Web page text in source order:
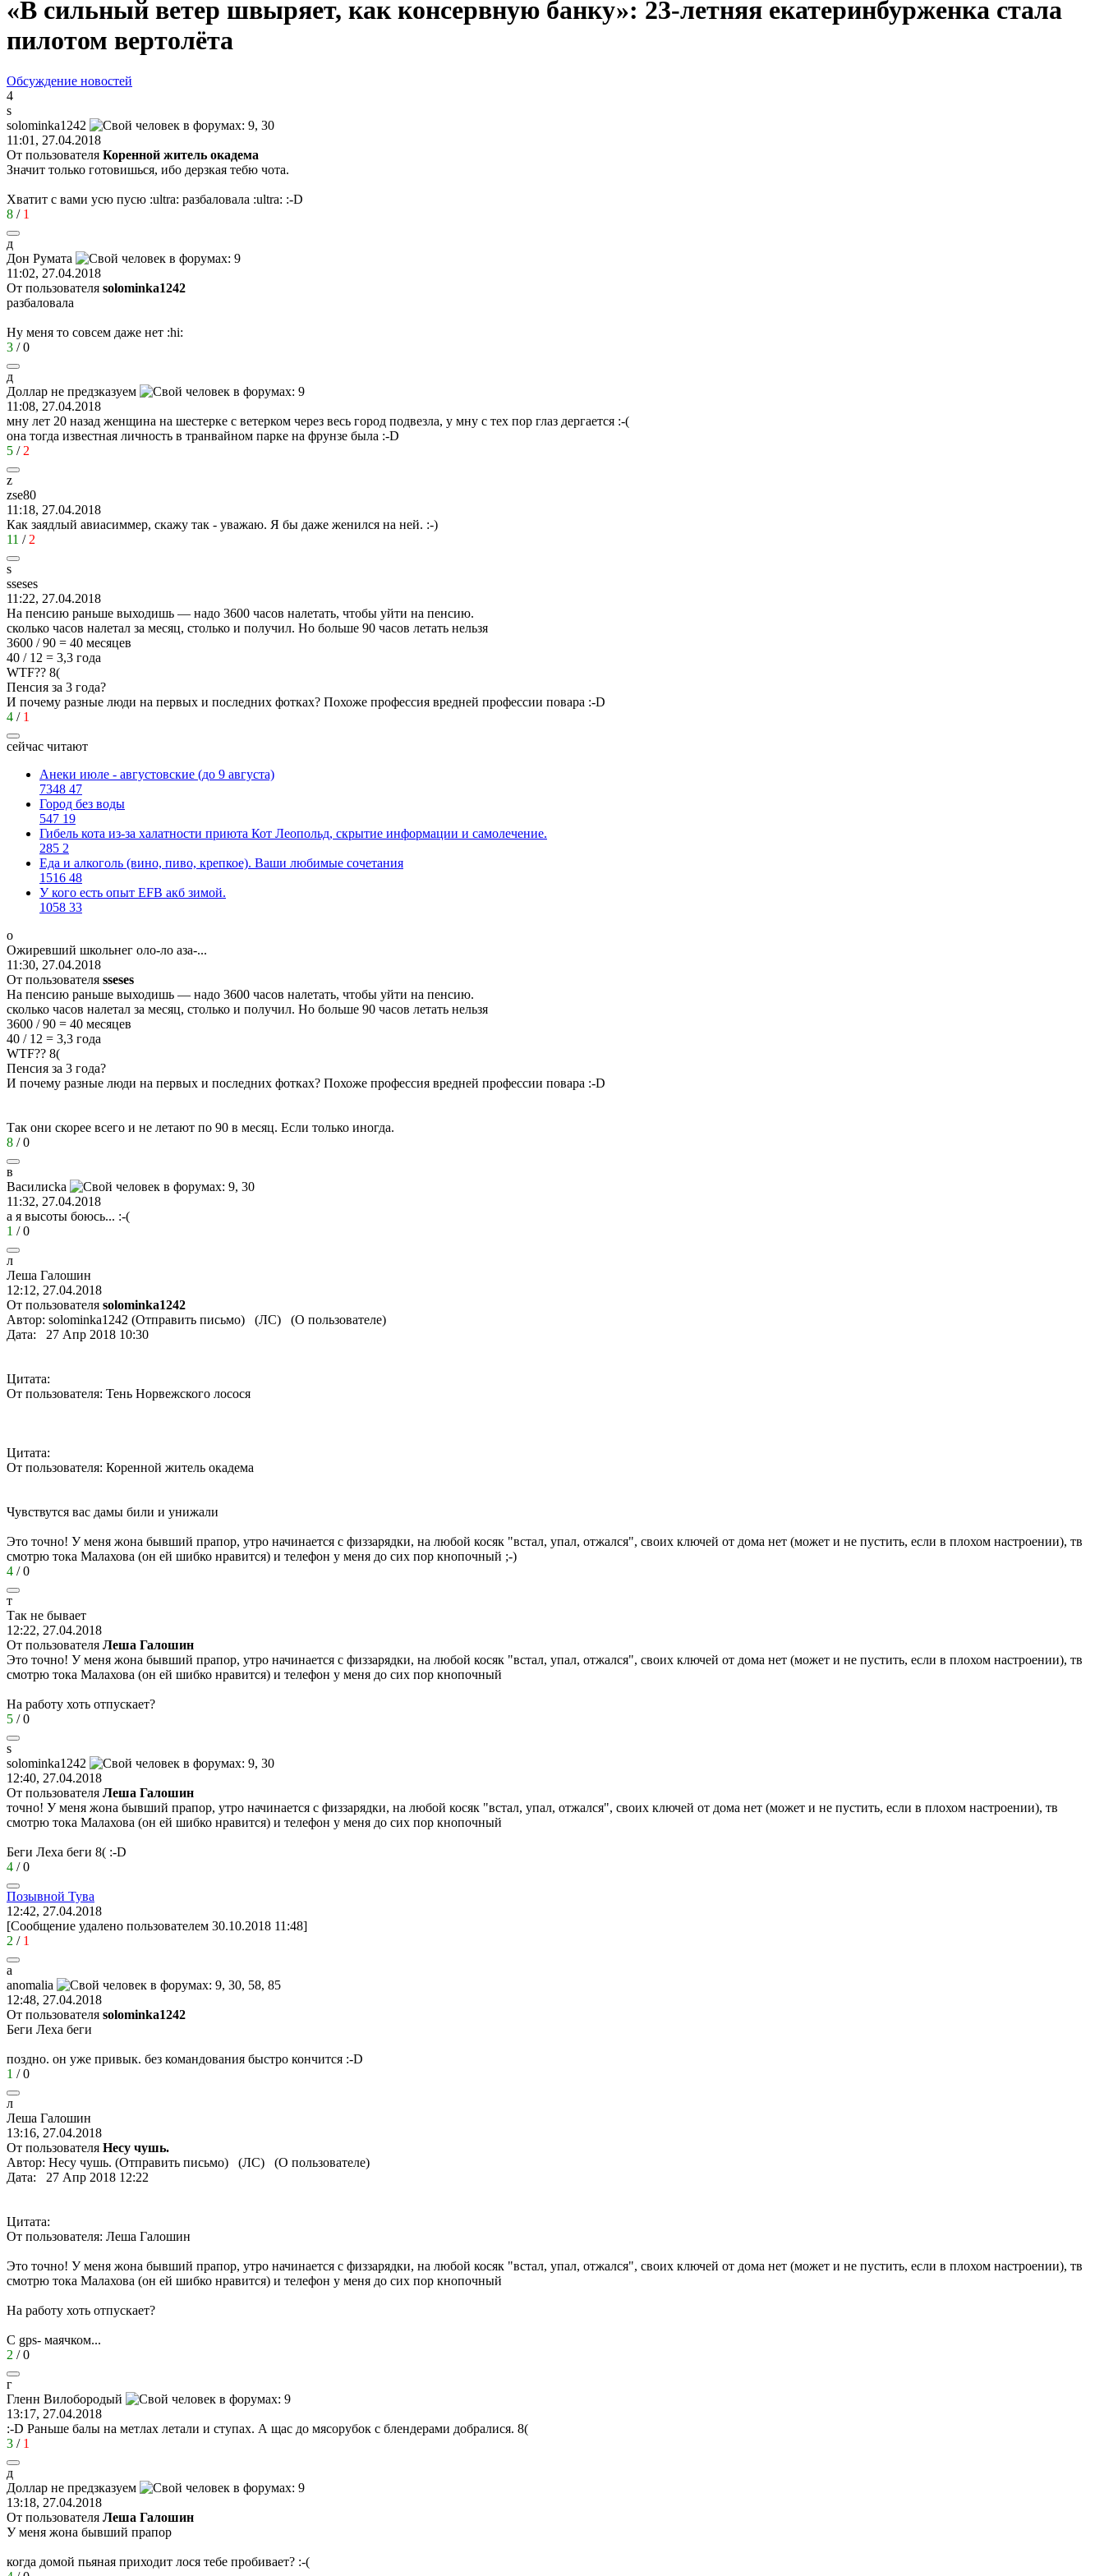
«В сильный ветер швыряет, как консервную банку»: 23-летняя екатеринбурженка стала
пилотом вертолёта
Обсуждение новостей
4
s
solominka1242
11:01, 27.04.2018
От пользователя Коренной житель окадема
Значит только готовишься, ибо дерзкая тебю чота.
Хватит с вами усю пусю :ultra: разбаловала :ultra: :-D
8 / 1
д
Дон Руматa
11:02, 27.04.2018
От пользователя solominka1242
разбаловала
Ну меня то совсем даже нет :hi:
3 /0
д
Доллар не предзказуем
11:08, 27.04.2018
мну лет 20 назад женщина на шестерке с ветерком через весь город подвезла, у мну с тех пор глаз дергается :-(
она тогда известная личность в транвайном парке на фрунзе была :-D
5 / 2
z
zse80
11:18, 27.04.2018
Как заядлый авиасиммер, скажу так - уважаю. Я бы даже женился на ней. :-)
11 / 2
s
sseses
11:22, 27.04.2018
На пенсию раньше выходишь — надо 3600 часов налетать, чтобы уйти на пенсию.
сколько часов налетал за месяц, столько и получил. Но больше 90 часов летать нельзя
3600 / 90 = 40 месяцев
40 / 12 = 3,3 года
WTF?? 8(
Пенсия за 3 года?
И почему разные люди на первых и последних фотках? Похоже профессия вредней профессии повара :-D
4 / 1
сейчас читают
Анеки июле - августовские (до 9 августа)
7348 47
Город без воды
547 19
Гибель кота из-за халатности приюта Кот Леопольд, скрытиe информации и самолечение.
285 2
Еда и алкоголь (вино, пиво, крепкое). Ваши любимые сочетания
1516 48
У кого есть опыт EFB акб зимой.
1058 33
о
Ожиревший школьнег оло-ло аза-...
11:30, 27.04.2018
От пользователя sseses
На пенсию раньше выходишь — надо 3600 часов налетать, чтобы уйти на пенсию.
сколько часов налетал за месяц, столько и получил. Но больше 90 часов летать нельзя
3600 / 90 = 40 месяцев
40 / 12 = 3,3 года
WTF?? 8(
Пенсия за 3 года?
И почему разные люди на первых и последних фотках? Похоже профессия вредней профессии повара :-D
Так они скорее всего и не летают по 90 в месяц. Если только иногда.
8 /0
в
Василисkа
11:32, 27.04.2018
а я высоты боюсь... :-(
1 /0
л
Леша Галошин
12:12, 27.04.2018
От пользователя solominka1242
Автор: solominka1242 (Отправить письмо) (ЛС) (О пользователе)
Дата: 27 Апр 2018 10:30
Цитата:
От пользователя: Тень Норвежского лосося
Цитата:
От пользователя: Коренной житель окадема
Чувствутся вас дамы били и унижали
Это точно! У меня жона бывший прапор, утро начинается с физзарядки, на любой косяк "встал, упал, отжался", своих ключей от дома нет (может и не пустить, если в плохом настроении), тв
смотрю тока Малахова (он ей шибко нравится) и телефон у меня до сих пор кнопочный ;-)
4 /0
т
Так не бывает
12:22, 27.04.2018
От пользователя Леша Галошин
Это точно! У меня жона бывший прапор, утро начинается с физзарядки, на любой косяк "встал, упал, отжался", своих ключей от дома нет (может и не пустить, если в плохом настроении), тв
смотрю тока Малахова (он ей шибко нравится) и телефон у меня до сих пор кнопочный
На работу хоть отпускает?
5 /0
s
solominka1242
12:40, 27.04.2018
От пользователя Леша Галошин
точно! У меня жона бывший прапор, утро начинается с физзарядки, на любой косяк "встал, упал, отжался", своих ключей от дома нет (может и не пустить, если в плохом настроении), тв
смотрю тока Малахова (он ей шибко нравится) и телефон у меня до сих пор кнопочный
Беги Леха беги 8( :-D
4 /0
Позывной Тува
12:42, 27.04.2018
[Сообщение удалено пользователем 30.10.2018 11:48]
2 / 1
a
anomalia
12:48, 27.04.2018
От пользователя solominka1242
Беги Леха беги
поздно. он уже привык. без командования быстро кончится :-D
1 /0
л
Леша Галошин
13:16, 27.04.2018
От пользователя Несу чушь.
Автор: Несу чушь. (Отправить письмо) (ЛС) (О пользователе)
Дата: 27 Апр 2018 12:22
Цитата:
От пользователя: Леша Галошин
Это точно! У меня жона бывший прапор, утро начинается с физзарядки, на любой косяк "встал, упал, отжался", своих ключей от дома нет (может и не пустить, если в плохом настроении), тв
смотрю тока Малахова (он ей шибко нравится) и телефон у меня до сих пор кнопочный
На работу хоть отпускает?
С gps- маячком...
2 /0
г
Гленн Вилобородый
13:17, 27.04.2018
:-D Раньше балы на метлах летали и ступах. А щас до мясорубок с блендерами добралися. 8(
3 / 1
д
Доллар не предзказуем
13:18, 27.04.2018
От пользователя Леша Галошин
У меня жона бывший прапор
когда домой пьяная приходит лося тебе пробивает? :-(